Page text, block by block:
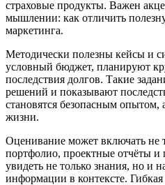
страховые продукты. Важен
мышлении: как отличить
маркетинга.
Методически полезны кейсы и
условный бюджет, планируют
последствия долгов. Такие
решений и показывают
становятся безопасным
жизни.
Оценивание может включать не
портфолио, проектные отчёты и
увидеть не только знания, но и
информации в контексте.